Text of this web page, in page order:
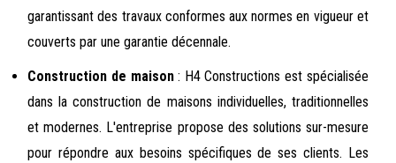
garantissant des travaux conformes aux normes en vigueur et
couverts par une garantie décennale.
Construction de maison: H4 Constructions est spécialisée
dans la construction de maisons individuelles, traditionnelles
et modernes. L'entreprise propose des solutions sur-mesure
pour répondre aux besoins spécifiques de ses clients. Les